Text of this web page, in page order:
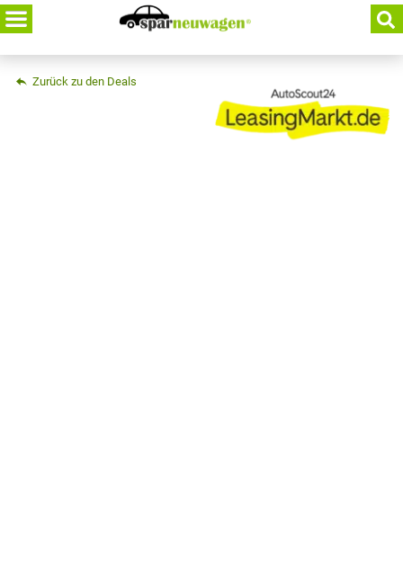
Skip
to
content
Zurück zu den Deals